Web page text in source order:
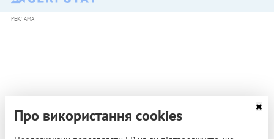
РЕКЛАМА
Про використання cookies